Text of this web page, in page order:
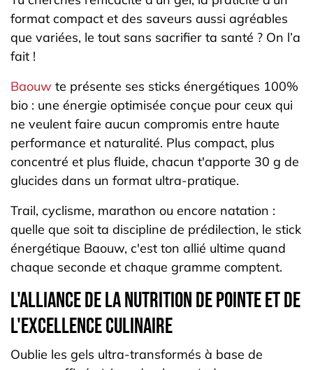
format compact et des saveurs aussi agréables
que variées, le tout sans sacrifier ta santé ? On l’a
fait !
Baouw te présente ses sticks énergétiques 100%
bio : une énergie optimisée conçue pour ceux qui
ne veulent faire aucun compromis entre haute
performance et naturalité. Plus compact, plus
concentré et plus fluide, chacun t'apporte 30 g de
glucides dans un format ultra-pratique.
Trail, cyclisme, marathon ou encore natation :
quelle que soit ta discipline de prédilection, le stick
énergétique Baouw, c'est ton allié ultime quand
chaque seconde et chaque gramme comptent.
L'alliance de la nutrition de pointe et de
l'excellence culinaire
Oublie les gels ultra-transformés à base de